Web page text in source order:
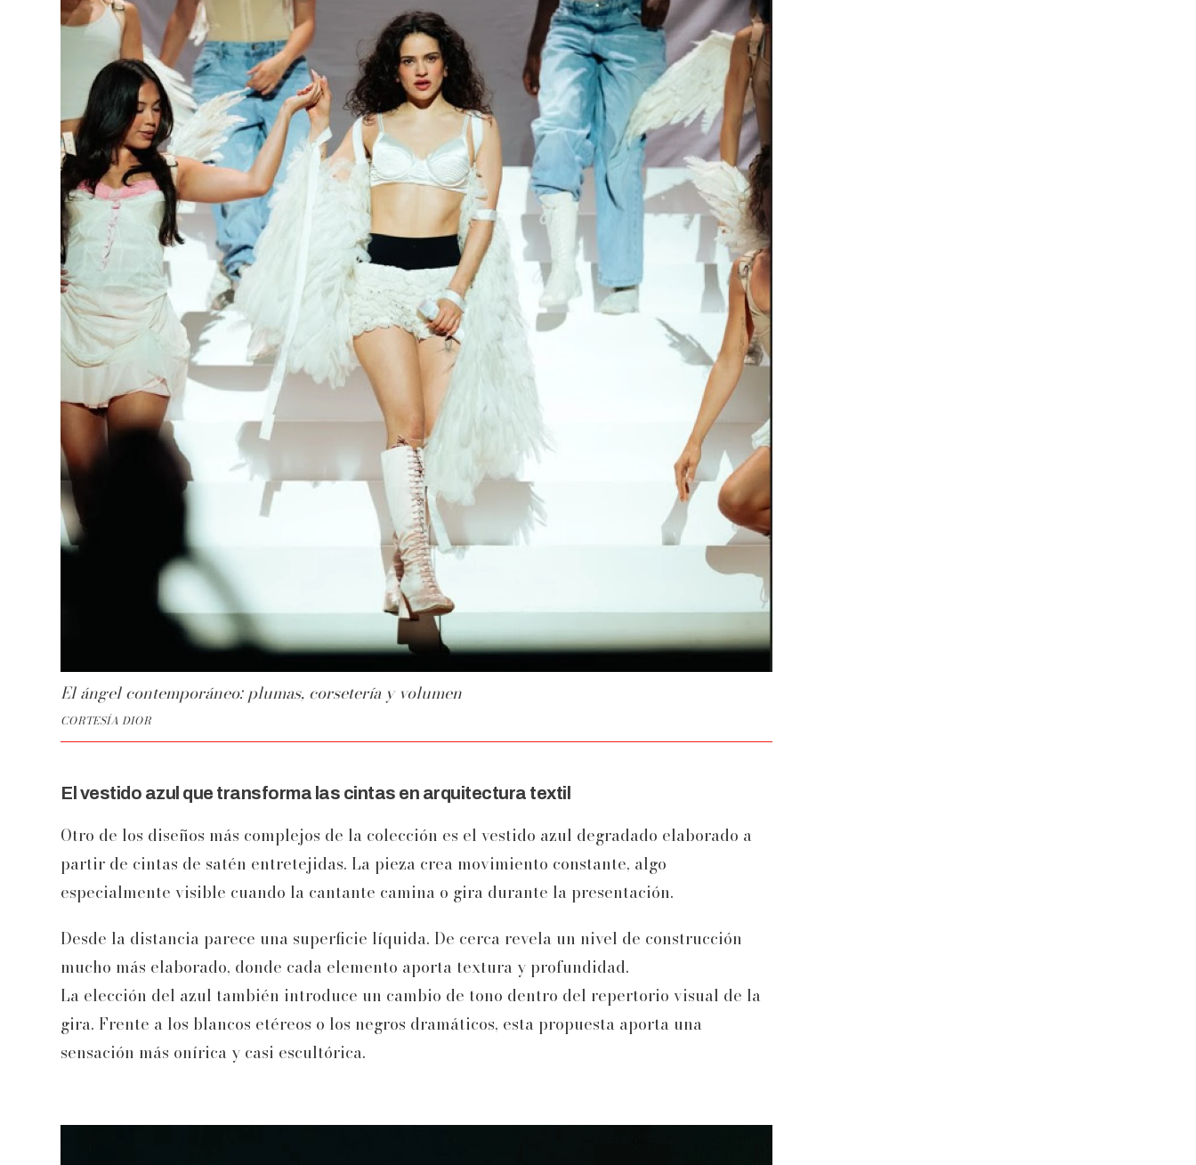
El ángel contemporáneo: plumas, corsetería y volumen
CORTESÍA DIOR
El vestido azul que transforma las cintas en arquitectura textil
Otro de los diseños más complejos de la colección es el vestido azul degradado elaborado a
partir de cintas de satén entretejidas. La pieza crea movimiento constante, algo
especialmente visible cuando la cantante camina o gira durante la presentación.
Desde la distancia parece una superficie líquida. De cerca revela un nivel de construcción
mucho más elaborado, donde cada elemento aporta textura y profundidad.
La elección del azul también introduce un cambio de tono dentro del repertorio visual de la
gira. Frente a los blancos etéreos o los negros dramáticos, esta propuesta aporta una
sensación más onírica y casi escultórica.